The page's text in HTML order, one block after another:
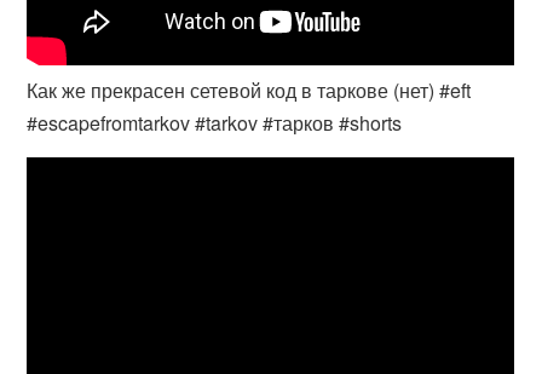
Как же прекрасен сетевой код в таркове (нет) #eft
#escapefromtarkov #tarkov #тарков #shorts